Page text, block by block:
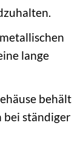
lange
behält
bei ständiger